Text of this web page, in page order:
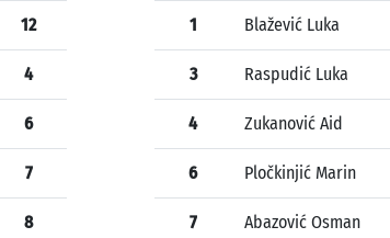
12
4
6
7
8
1 Blažević Luka
3 Raspudić Luka
4 Zukanović Aid
6 Pločkinjić Marin
7 Abazović Osman